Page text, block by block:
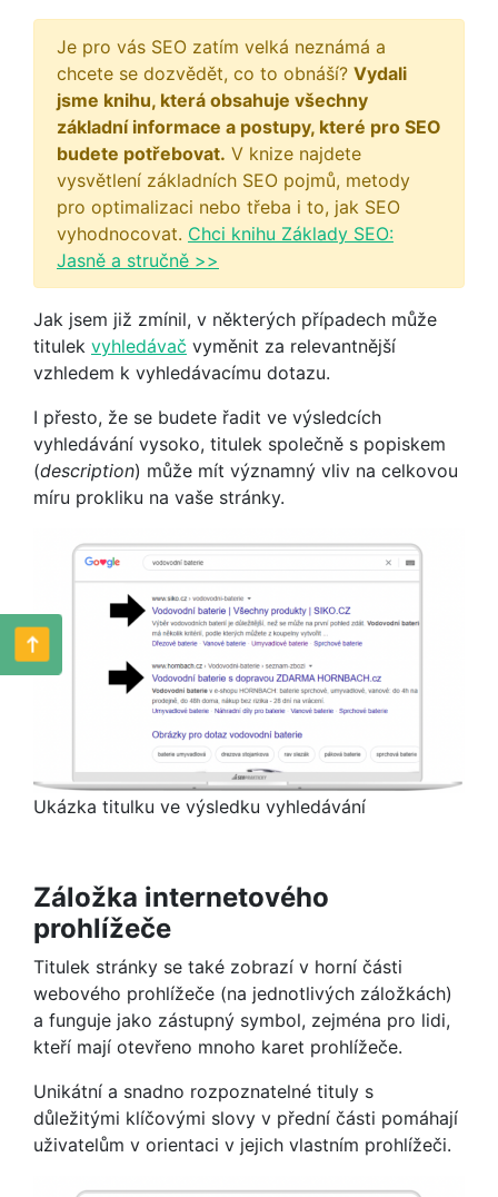
Je pro vás SEO zatím velká neznámá a
chcete se dozvědět, co to obnáší? Vydali
jsme knihu, která obsahuje všechny
základní informace a postupy, které pro SEO
budete potřebovat. V knize najdete
vysvětlení základních SEO pojmů, metody
pro optimalizaci nebo třeba i to, jak SEO
vyhodnocovat. Chci knihu Základy SEO:
Jasně a stručně >>
Jak jsem již zmínil, v některých případech může
titulek vyhledávač vyměnit za relevantnější
vzhledem k vyhledávacímu dotazu.
I přesto, že se budete řadit ve výsledcích
vyhledávání vysoko, titulek společně s popiskem
(description) může mít významný vliv na celkovou
míru prokliku na vaše stránky.
Ukázka titulku ve výsledku vyhledávání
Záložka internetového
prohlížeče
Titulek stránky se také zobrazí v horní části
webového prohlížeče (na jednotlivých záložkách)
a funguje jako zástupný symbol, zejména pro lidi,
kteří mají otevřeno mnoho karet prohlížeče.
Unikátní a snadno rozpoznatelné tituly s
důležitými klíčovými slovy v přední části pomáhají
uživatelům v orientaci v jejich vlastním prohlížeči.